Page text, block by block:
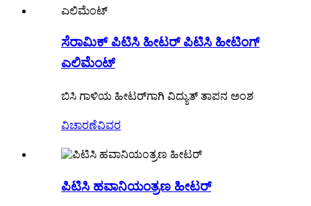
ಸೆರಾಮಿಕ್ ಪಿಟಿಸಿ ಹೀಟರ್ ಪಿಟಿಸಿ ಹೀಟಿಂಗ್
ಎಲಿಮೆಂಟ್
ಬಿಸಿ ಗಾಳಿಯ ಹೀಟರ್‌ಗಾಗಿ ವಿದ್ಯುತ್ ತಾಪನ ಅಂಶ
ವಿಚಾರಣೆವಿವರ
ಪಿಟಿಸಿ ಹವಾನಿಯಂತ್ರಣ ಹೀಟರ್